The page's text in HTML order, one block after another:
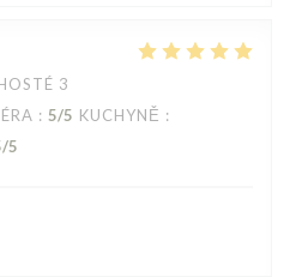
3
: 5/5 KUCHYNĚ :
/5